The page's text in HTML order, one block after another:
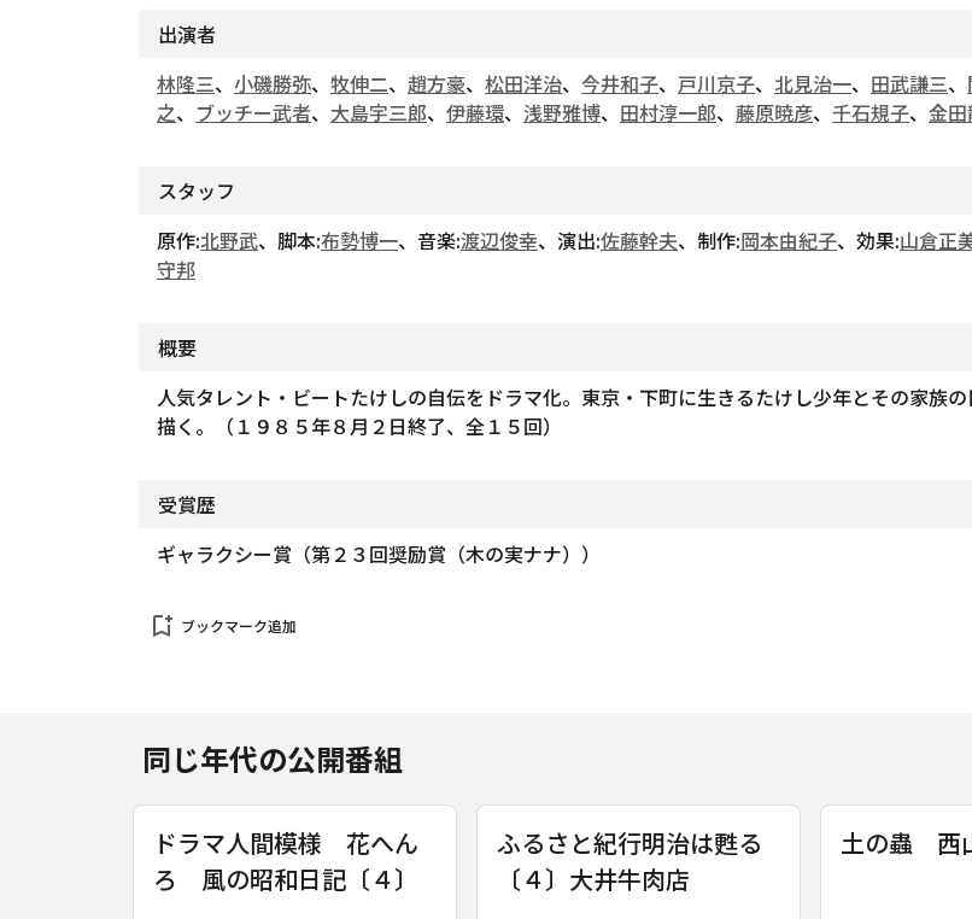
出演者
林隆三、 小磯勝弥、 牧伸二、 趙方豪、 松田洋治、 今井和子、 戸川京子、 北見治一、 田武謙三、
之、 ブッチー武者、 大島宇三郎、 伊藤環、 浅野雅博、 田村淳一郎、 藤原暁彦、 千石規子、 金
スタッフ
原作:北野武、脚本:布勢博一、音楽:渡辺俊幸、演出:佐藤幹夫、制作:岡本由紀子、効果:山倉正
守邦
概要
人気タレント・ビートたけしの自伝をドラマ化。東京・下町に生きるたけし少年とその家族
描く。（１９８５年８月２日終了、全１５回）
受賞歴
ギャラクシー賞（第２３回奨励賞（木の実ナナ））
bookmark_add ブックマーク追加
同じ年代の公開番組
ドラマ人間模様 花へん
ろ 風の昭和日記〔４〕
ふるさと紀行明治は甦る
〔４〕大井牛肉店
土の蟲 西